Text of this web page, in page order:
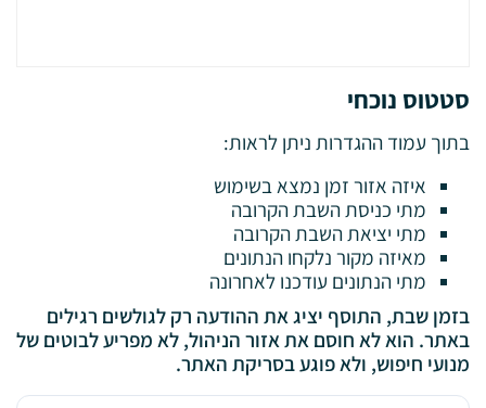
סטטוס נוכחי
בתוך עמוד ההגדרות ניתן לראות:
איזה אזור זמן נמצא בשימוש
מתי כניסת השבת הקרובה
מתי יציאת השבת הקרובה
מאיזה מקור נלקחו הנתונים
מתי הנתונים עודכנו לאחרונה
בזמן שבת, התוסף יציג את ההודעה רק לגולשים רגילים
באתר. הוא לא חוסם את אזור הניהול, לא מפריע לבוטים של
מנועי חיפוש, ולא פוגע בסריקת האתר.